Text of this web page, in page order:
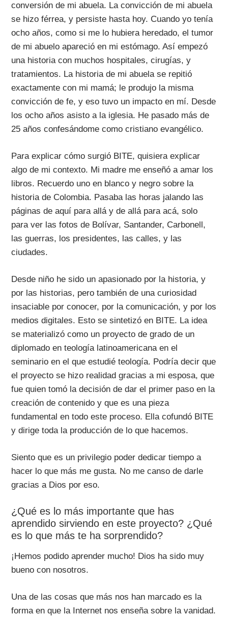
conversión de mi abuela. La convicción de mi abuela
se hizo férrea, y persiste hasta hoy. Cuando yo tenía
ocho años, como si me lo hubiera heredado, el tumor
de mi abuelo apareció en mi estómago. Así empezó
una historia con muchos hospitales, cirugías, y
tratamientos. La historia de mi abuela se repitió
exactamente con mi mamá; le produjo la misma
convicción de fe, y eso tuvo un impacto en mí. Desde
los ocho años asisto a la iglesia. He pasado más de
25 años confesándome como cristiano evangélico.
Para explicar cómo surgió BITE, quisiera explicar
algo de mi contexto. Mi madre me enseñó a amar los
libros. Recuerdo uno en blanco y negro sobre la
historia de Colombia. Pasaba las horas jalando las
páginas de aquí para allá y de allá para acá, solo
para ver las fotos de Bolívar, Santander, Carbonell,
las guerras, los presidentes, las calles, y las
ciudades.
Desde niño he sido un apasionado por la historia, y
por las historias, pero también de una curiosidad
insaciable por conocer, por la comunicación, y por los
medios digitales. Esto se sintetizó en BITE. La idea
se materializó como un proyecto de grado de un
diplomado en teología latinoamericana en el
seminario en el que estudié teología. Podría decir que
el proyecto se hizo realidad gracias a mi esposa, que
fue quien tomó la decisión de dar el primer paso en la
creación de contenido y que es una pieza
fundamental en todo este proceso. Ella cofundó BITE
y dirige toda la producción de lo que hacemos.
Siento que es un privilegio poder dedicar tiempo a
hacer lo que más me gusta. No me canso de darle
gracias a Dios por eso.
¿Qué es lo más importante que has
aprendido sirviendo en este proyecto? ¿Qué
es lo que más te ha sorprendido?
¡Hemos podido aprender mucho! Dios ha sido muy
bueno con nosotros.
Una de las cosas que más nos han marcado es la
forma en que la Internet nos enseña sobre la vanidad.